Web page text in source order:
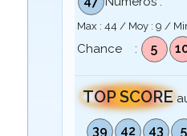
Max : 44 / Moy : 9 /
Chance : 5
TOP SCORE
39 42 43 5